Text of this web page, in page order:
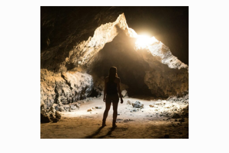
mécénat
avec
Crédit
Agricole
d’Ile-
de-
France